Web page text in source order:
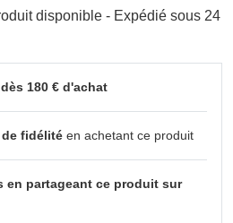
disponible - Expédié sous 24
180 € d'achat
de fidélitéen achetant ce produit
en partageant ce produit sur